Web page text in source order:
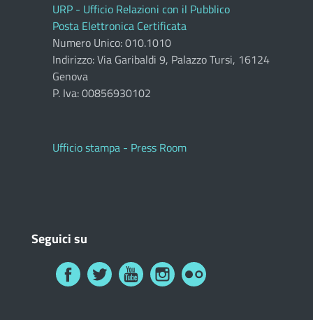
URP - Ufficio Relazioni con il Pubblico
Posta Elettronica Certificata
Numero Unico: 010.1010
Indirizzo: Via Garibaldi 9, Palazzo Tursi, 16124
Genova
P. Iva: 00856930102
Ufficio stampa - Press Room
Seguici su